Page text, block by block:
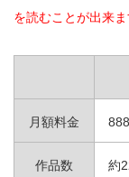
を読むことが出来ま
月額料金
作品数
約